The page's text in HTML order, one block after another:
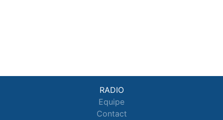
RADIO
Equipe
Contact